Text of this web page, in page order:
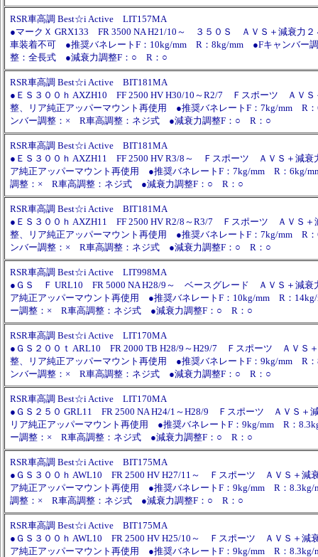
RSR車高調 Best☆i Active LIT157MA
●マークＸ GRX133 FR 3500 NA H21/10～ ３５０Ｓ ＡＶＳ＋減衰力２
車装着不可 ●推奨バネレートF：10kg/mm R：8kg/mm ●Fキャンバー
整：全長式 ●減衰力調整F：○ R：○
RSR車高調 Best☆i Active BIT181MA
●ＥＳ３００ｈ AXZH10 FF 2500 HV H30/10～R2/7 Ｆスポーツ ＡＶＳ
整、リア純正アッパーマウント再使用 ●推奨バネレートF：7kg/mm R
ンバー調整：× R車高調整：ネジ式 ●減衰力調整F：○ R：○
RSR車高調 Best☆i Active BIT181MA
●ＥＳ３００ｈ AXZH11 FF 2500 HV R3/8～ Ｆスポーツ ＡＶＳ＋減衰
ア純正アッパーマウント再使用 ●推奨バネレートF：7kg/mm R：6kg/
調整：× R車高調整：ネジ式 ●減衰力調整F：○ R：○
RSR車高調 Best☆i Active BIT181MA
●ＥＳ３００ｈ AXZH11 FF 2500 HV R2/8～R3/7 Ｆスポーツ ＡＶＳ＋
整、リア純正アッパーマウント再使用 ●推奨バネレートF：7kg/mm R
ンバー調整：× R車高調整：ネジ式 ●減衰力調整F：○ R：○
RSR車高調 Best☆i Active LIT998MA
●ＧＳ Ｆ URL10 FR 5000 NA H28/9～ ベースグレード ＡＶＳ＋減衰
ア純正アッパーマウント再使用 ●推奨バネレートF：10kg/mm R：
ー調整：× R車高調整：ネジ式 ●減衰力調整F：○ R：○
RSR車高調 Best☆i Active LIT170MA
●ＧＳ２００ｔ ARL10 FR 2000 TB H28/9～H29/7 Ｆスポーツ ＡＶＳ
整、リア純正アッパーマウント再使用 ●推奨バネレートF：9kg/mm R
ンバー調整：× R車高調整：ネジ式 ●減衰力調整F：○ R：○
RSR車高調 Best☆i Active LIT170MA
●ＧＳ２５０ GRL11 FR 2500 NA H24/1～H28/9 Ｆスポーツ ＡＶＳ＋
リア純正アッパーマウント再使用 ●推奨バネレートF：9kg/mm R：
ー調整：× R車高調整：ネジ式 ●減衰力調整F：○ R：○
RSR車高調 Best☆i Active BIT175MA
●ＧＳ３００ｈ AWL10 FR 2500 HV H27/11～ Ｆスポーツ ＡＶＳ＋減
ア純正アッパーマウント再使用 ●推奨バネレートF：9kg/mm R：
調整：× R車高調整：ネジ式 ●減衰力調整F：○ R：○
RSR車高調 Best☆i Active BIT175MA
●ＧＳ３００ｈ AWL10 FR 2500 HV H25/10～ Ｆスポーツ ＡＶＳ＋減
ア純正アッパーマウント再使用 ●推奨バネレートF：9kg/mm R：